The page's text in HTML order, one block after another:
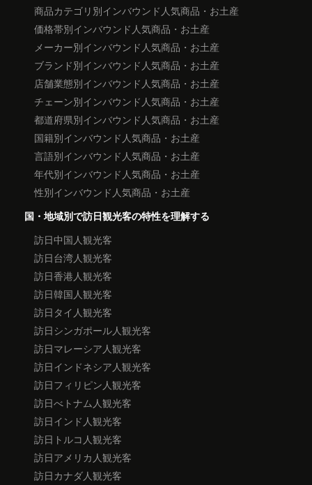
商品カテゴリ別インバウンド人気商品・お土産
価格帯別インバウンド人気商品・お土産
メーカー別インバウンド人気商品・お土産
ブランド別インバウンド人気商品・お土産
店舗業態別インバウンド人気商品・お土産
チェーン別インバウンド人気商品・お土産
都道府県別インバウンド人気商品・お土産
国籍別インバウンド人気商品・お土産
言語別インバウンド人気商品・お土産
年代別インバウンド人気商品・お土産
性別インバウンド人気商品・お土産
国・地域別で訪日観光客の特性を理解する
訪日中国人観光客
訪日台湾人観光客
訪日香港人観光客
訪日韓国人観光客
訪日タイ人観光客
訪日シンガポール人観光客
訪日マレーシア人観光客
訪日インドネシア人観光客
訪日フィリピン人観光客
訪日べトナム人観光客
訪日インド人観光客
訪日トルコ人観光客
訪日アメリカ人観光客
訪日カナダ人観光客